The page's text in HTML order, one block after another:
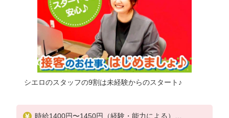
シエロのスタッフの9割は未経験からのスタート♪
時給1400円〜1450円（経験・能力による）